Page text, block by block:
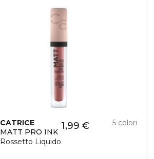
CATRICE
MATT PRO INK
Rossetto Liquido
1,99 € 5 colori